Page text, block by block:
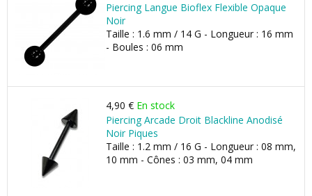
Piercing Langue Bioflex Flexible Opaque
Noir
Taille : 1.6 mm / 14 G - Longueur : 16 mm
- Boules : 06 mm
4,90 € En stock
Piercing Arcade Droit Blackline Anodisé
Noir Piques
Taille : 1.2 mm / 16 G - Longueur : 08 mm,
10 mm - Cônes : 03 mm, 04 mm